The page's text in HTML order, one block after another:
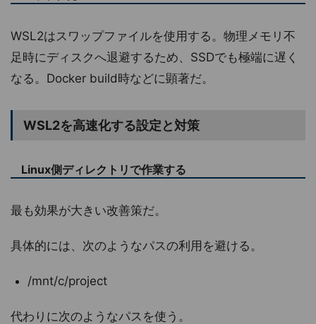
WSL2はスワップファイルを使用する。物理メモリ不
足時にディスクへ退避するため、SSDでも極端に遅く
なる。Docker build時などに顕著だ。
WSL2を高速化する設定と対策
Linux側ディレクトリで作業する
最も効果が大きい改善策だ。
具体的には、次のようなパスの利用を避ける。
/mnt/c/project
代わりに次のようなパスを使う。